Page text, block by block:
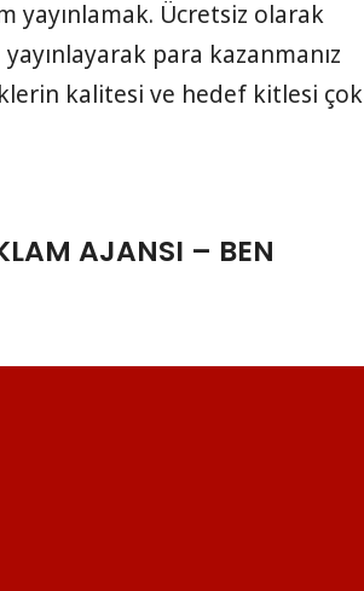
yayınlamak. Ücretsiz olarak
para kazanmanız
kalitesi ve hedef kitlesi çok
AJANSI – BEN